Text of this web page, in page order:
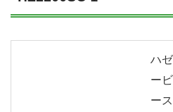
ハ
ー
ー